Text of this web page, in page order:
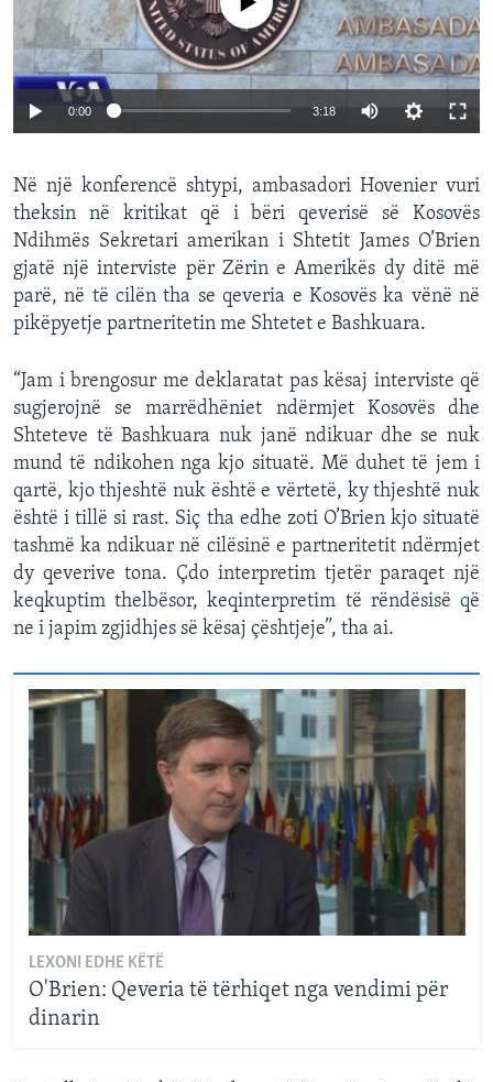
0:00 3:18
Në një konferencë shtypi, ambasadori Hovenier vuri
theksin në kritikat që i bëri qeverisë së Kosovës
Ndihmës Sekretari amerikan i Shtetit James O’Brien
gjatë një interviste për Zërin e Amerikës dy ditë më
parë, në të cilën tha se qeveria e Kosovës ka vënë në
pikëpyetje partneritetin me Shtetet e Bashkuara.
“Jam i brengosur me deklaratat pas kësaj interviste që
sugjerojnë se marrëdhëniet ndërmjet Kosovës dhe
Shteteve të Bashkuara nuk janë ndikuar dhe se nuk
mund të ndikohen nga kjo situatë. Më duhet të jem i
qartë, kjo thjeshtë nuk është e vërtetë, ky thjeshtë nuk
është i tillë si rast. Siç tha edhe zoti O’Brien kjo situatë
tashmë ka ndikuar në cilësinë e partneritetit ndërmjet
dy qeverive tona. Çdo interpretim tjetër paraqet një
keqkuptim thelbësor, keqinterpretim të rëndësisë që
ne i japim zgjidhjes së kësaj çështjeje”, tha ai.
LEXONI EDHE KËTË
O'Brien: Qeveria të tërhiqet nga vendimi për
dinarin